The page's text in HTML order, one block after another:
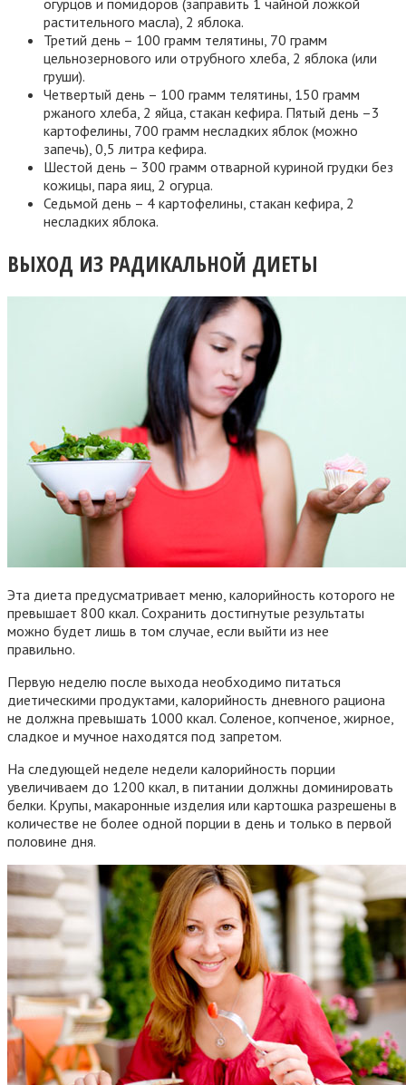
растительного масла), 2 яблока.
Третий день – 100 грамм телятины, 70 грамм
цельнозернового или отрубного хлеба, 2 яблока (или
груши).
Четвертый день – 100 грамм телятины, 150 грамм
ржаного хлеба, 2 яйца, стакан кефира. Пятый день –3
картофелины, 700 грамм несладких яблок (можно
запечь), 0,5 литра кефира.
Шестой день – 300 грамм отварной куриной грудки без
кожицы, пара яиц, 2 огурца.
Седьмой день – 4 картофелины, стакан кефира, 2
несладких яблока.
ВЫХОД ИЗ РАДИКАЛЬНОЙ ДИЕТЫ
Эта диета предусматривает меню, калорийность которого не
превышает 800 ккал. Сохранить достигнутые результаты
можно будет лишь в том случае, если выйти из нее
правильно.
Первую неделю после выхода необходимо питаться
диетическими продуктами, калорийность дневного рациона
не должна превышать 1000 ккал. Соленое, копченое, жирное,
сладкое и мучное находятся под запретом.
На следующей неделе недели калорийность порции
увеличиваем до 1200 ккал, в питании должны доминировать
белки. Крупы, макаронные изделия или картошка разрешены в
количестве не более одной порции в день и только в первой
половине дня.